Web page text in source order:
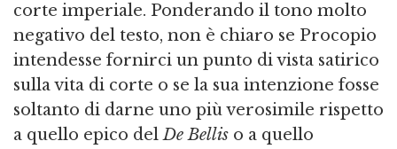
corte imperiale. Ponderando il tono molto
negativo del testo, non è chiaro se Procopio
intendesse fornirci un punto di vista satirico
sulla vita di corte o se la sua intenzione fosse
soltanto di darne uno più verosimile rispetto
a quello epico delDe Bellis o a quello